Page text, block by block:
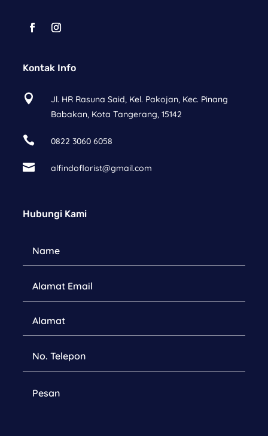
Kontak Info

Jl. HR Rasuna Said, Kel. Pakojan, Kec. Pinang
Babakan, Kota Tangerang, 15142
 0822 3060 6058
 alfindoflorist@gmail.com
Hubungi Kami